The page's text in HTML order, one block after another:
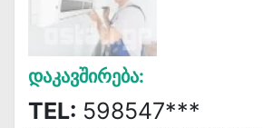
Დაკავშირება:
TEL: 598547***